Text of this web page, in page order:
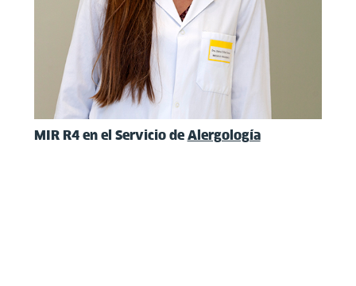
MIR R4 en el Servicio de Alergología